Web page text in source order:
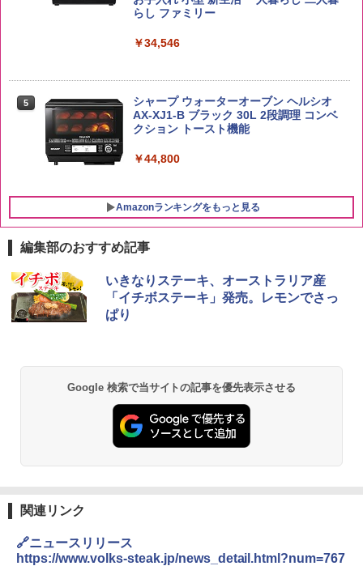
by Amazon 新潟県産 新潟のお米 無洗米
白州 Story of the Distillery 2026 化粧箱
￥20,000
家系醤油豚骨 3食パック 130g×3食
￥341
らし ファミリー
￥34,546
5
シャープ ウォーターオーブン ヘルシオ
AX-XJ1-B ブラック 30L 2段調理 コンベ
クション トースト機能
￥44,800
Amazonランキングをもっと見る
編集部のおすすめ記事
いきなりステーキ、オーストラリア産
「イチボステーキ」発売。レモンでさっ
ぱり
Google 検索で当サイトの記事を優先表示させる
関連リンク
🔗ニュースリリース
https://www.volks-steak.jp/news_detail.html?num=767